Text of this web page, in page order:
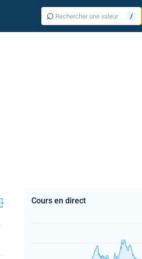
⌕ /
Cours en direct